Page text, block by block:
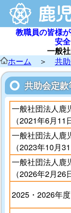
教職員の皆様
安
一般
ホーム ＞ 共
共助会定款
一般社団法人
（2021年6月
一般社団法人
（2023年10月
一般社団法人
（2026年2月
2025・2026年